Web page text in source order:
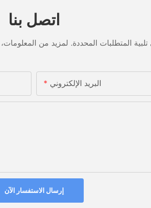
اتصل بنا
البريد الإلكتروني
إرسال الاستفسار الآن